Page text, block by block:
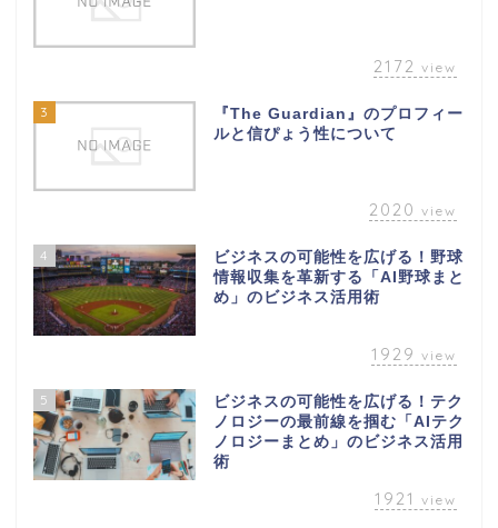
2172 view
3
『The Guardian』のプロフィー
ルと信ぴょう性について
2020 view
4
ビジネスの可能性を広げる！野球
情報収集を革新する「AI野球まと
め」のビジネス活用術
1929 view
5
ビジネスの可能性を広げる！テク
ノロジーの最前線を掴む「AIテク
ノロジーまとめ」のビジネス活用
術
1921 view